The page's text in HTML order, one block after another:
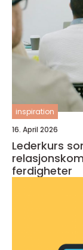
inspiration
16. April 2026
Lederkurs
ferdigheter